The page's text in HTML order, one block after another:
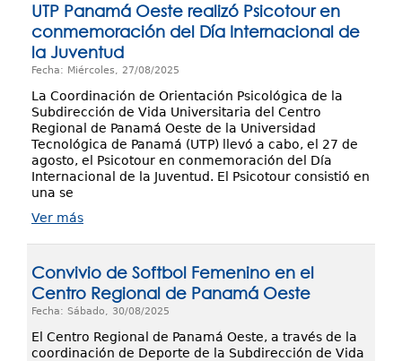
UTP Panamá Oeste realizó Psicotour en
conmemoración del Día Internacional de
la Juventud
Fecha: Miércoles, 27/08/2025
La Coordinación de Orientación Psicológica de la
Subdirección de Vida Universitaria del Centro
Regional de Panamá Oeste de la Universidad
Tecnológica de Panamá (UTP) llevó a cabo, el 27 de
agosto, el Psicotour en conmemoración del Día
Internacional de la Juventud. El Psicotour consistió en
una se
Ver más
Convivio de Softbol Femenino en el
Centro Regional de Panamá Oeste
Fecha: Sábado, 30/08/2025
El Centro Regional de Panamá Oeste, a través de la
coordinación de Deporte de la Subdirección de Vida